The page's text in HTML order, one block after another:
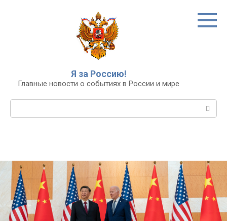
Я за Россию!
Главные новости о событиях в России и мире